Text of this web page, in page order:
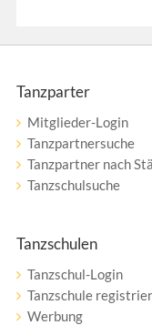
Tanzparter
Mitglieder-Login
Tanzpartnersuche
Tanzpartner nach
Tanzschulsuche
Tanzschulen
Tanzschul-Login
Tanzschule
Werbung